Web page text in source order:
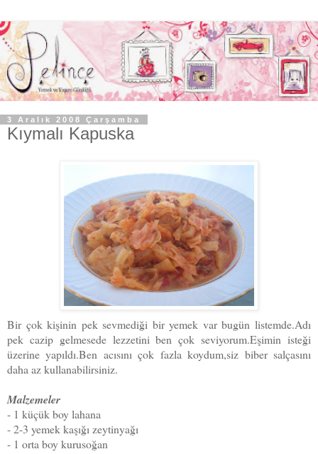
3 Aralık 2008 Çarşamba
Kıymalı Kapuska
Bir çok kişinin pek sevmediği bir yemek var bugün listemde.Adı
pek cazip gelmesede lezzetini ben çok seviyorum.Eşimin isteği
üzerine yapıldı.Ben acısını çok fazla koydum,siz biber salçasını
daha az kullanabilirsiniz.
Malzemeler
- 1 küçük boy lahana
- 2-3 yemek kaşığı zeytinyağı
- 1 orta boy kurusoğan